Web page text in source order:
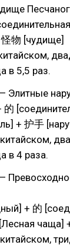
物 [чудище]
в 5,5 раз.
Элитные
+ 护手
в 4 раза.
+ 的
чаща]